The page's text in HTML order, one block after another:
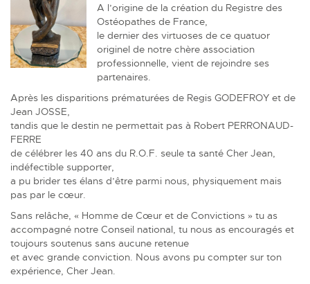
A l’origine de la création du Registre des
Ostéopathes de France,
le dernier des virtuoses de ce quatuor
originel de notre chère association
professionnelle, vient de rejoindre ses
partenaires.
Après les disparitions prématurées de Regis GODEFROY et de
Jean JOSSE,
tandis que le destin ne permettait pas à Robert PERRONAUD-
FERRE
de célébrer les 40 ans du R.O.F. seule ta santé Cher Jean,
indéfectible supporter,
a pu brider tes élans d’être parmi nous, physiquement mais
pas par le cœur.
Sans relâche, « Homme de Cœur et de Convictions » tu as
accompagné notre Conseil national, tu nous as encouragés et
toujours soutenus sans aucune retenue
et avec grande conviction. Nous avons pu compter sur ton
expérience, Cher Jean.